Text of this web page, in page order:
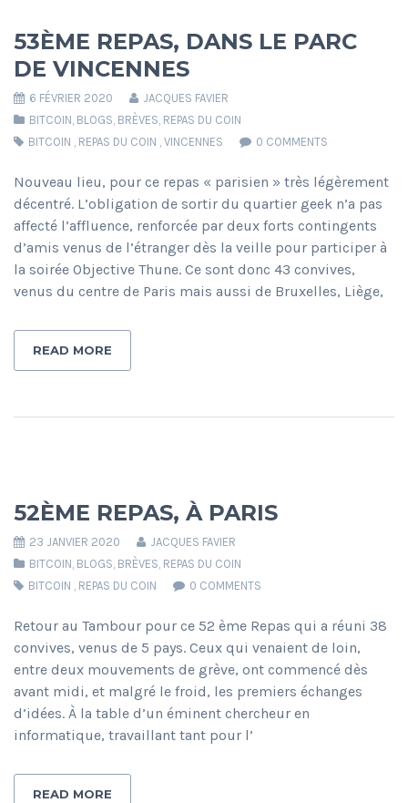
53ÈME REPAS, DANS LE PARC
DE VINCENNES
6 FÉVRIER 2020
JACQUES FAVIER
BITCOIN, BLOGS, BRÈVES, REPAS DU COIN
BITCOIN , REPAS DU COIN , VINCENNES 0 COMMENTS
Nouveau lieu, pour ce repas « parisien » très légèrement
décentré. L’obligation de sortir du quartier geek n’a pas
affecté l’affluence, renforcée par deux forts contingents
d’amis venus de l’étranger dès la veille pour participer à
la soirée Objective Thune. Ce sont donc 43 convives,
venus du centre de Paris mais aussi de Bruxelles, Liège,
READ MORE
52ÈME REPAS, À PARIS
23 JANVIER 2020
JACQUES FAVIER
BITCOIN, BLOGS, BRÈVES, REPAS DU COIN
BITCOIN , REPAS DU COIN 0 COMMENTS
Retour au Tambour pour ce 52 ème Repas qui a réuni 38
convives, venus de 5 pays. Ceux qui venaient de loin,
entre deux mouvements de grève, ont commencé dès
avant midi, et malgré le froid, les premiers échanges
d’idées. À la table d’un éminent chercheur en
informatique, travaillant tant pour l’
READ MORE